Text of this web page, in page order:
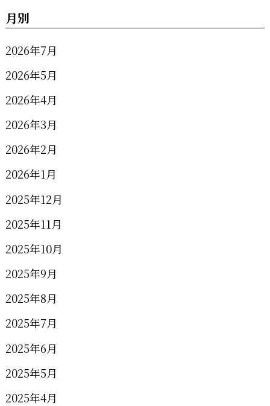
月別
2026年7月
2026年5月
2026年4月
2026年3月
2026年2月
2026年1月
2025年12月
2025年11月
2025年10月
2025年9月
2025年8月
2025年7月
2025年6月
2025年5月
2025年4月